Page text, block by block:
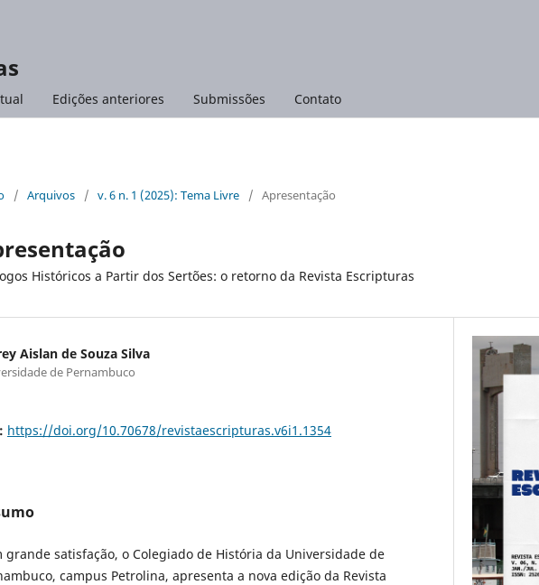
Edições anteriores Submissões Contato
/ Arquivos / v. 6 n. 1 (2025): Tema Livre / Apresentação
Históricos a Partir dos Sertões: o retorno da Revista Escripturas
Aislan de Souza Silva
de Pernambuco
https://doi.org/10.70678/revistaescripturas.v6i1.1354
grande satisfação, o Colegiado de História da Universidade de
campus Petrolina, apresenta a nova edição da Revista